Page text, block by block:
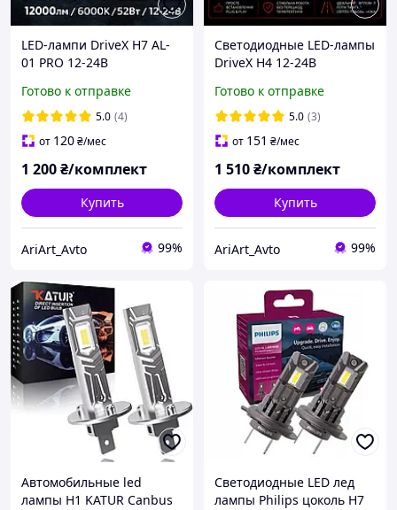
LED-лампи DriveX H7 AL-
01 PRO 12-24В
Готово к отправке
5.0 (4)
от 120₴/мес
1 200₴/комплект
Купить
AriArt_Avto 99%
Светодиодные LED-лампы
DriveX H4 12-24В
570 с кулером +CAN-
модуль
Готово к отправке
5.0 (3)
от 151 ₴/мес
1 510₴/комплект
Купить
AriArt_Avto 99%
Автомобильные led
лампы H1 KATUR Canbus
Светодиодные LED лед
лампы Philips цоколь H7